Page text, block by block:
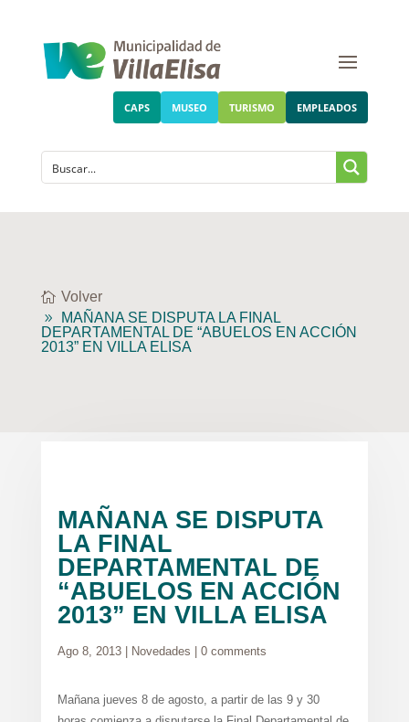
CAPS MUSEO TURISMO EMPLEADOS
Volver
MAÑANA SE DISPUTA LA FINAL
DEPARTAMENTAL DE “ABUELOS EN ACCIÓN
2013” EN VILLA ELISA
MAÑANA SE DISPUTA
LA FINAL
DEPARTAMENTAL DE
“ABUELOS EN ACCIÓN
2013” EN VILLA ELISA
Ago 8, 2013| Novedades 0 comments
Mañana jueves 8 de agosto, a partir de las 9 y 30